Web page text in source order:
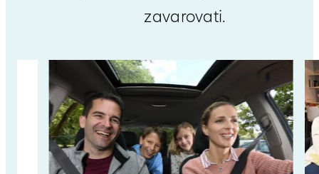
zavarovati.